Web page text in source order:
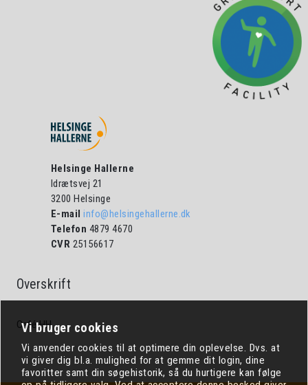
Helsinge Hallerne
Idrætsvej 21
3200 Helsinge
E-mail info@helsingehallerne.dk
Telefon 4879 4670
CVR 25156617
Overskrift
Café HH
Vi bruger cookies
Vi anvender cookies til at optimere din oplevelse. Dvs. at
vi giver dig bl.a. mulighed for at gemme dit login, dine
favoritter samt din søgehistorik, så du hurtigere kan følge